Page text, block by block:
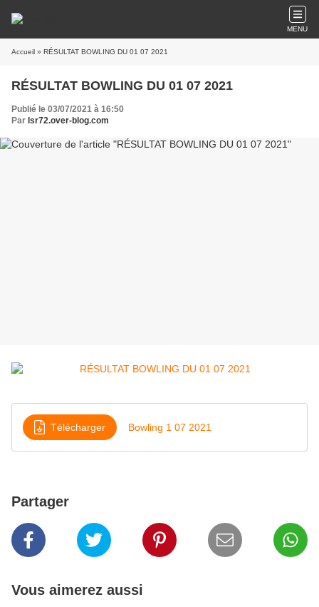
MENU
Accueil » RÉSULTAT BOWLING DU 01 07 2021
RÉSULTAT BOWLING DU 01 07 2021
Publié le 03/07/2021 à 16:50
Par lsr72.over-blog.com
Télécharger Bowling 1 07 2021
Partager
Vous aimerez aussi